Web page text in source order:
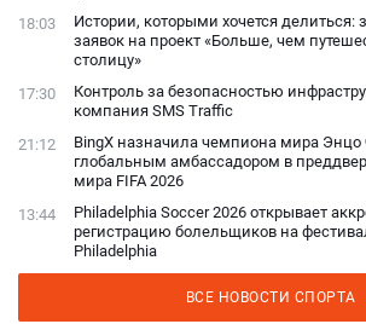
18:03
Истории, которыми хочется
заявок на проект «Больше, чем
столицу»
17:30
Контроль за безопасностью
компания SMS Traffic
21:12
BingX назначила чемпиона мира
глобальным амбассадором в
мира FIFA 2026
13:44
Philadelphia Soccer 2026 открывает
регистрацию болельщиков на
Philadelphia
ВСЕ НОВОСТИ СПОРТА